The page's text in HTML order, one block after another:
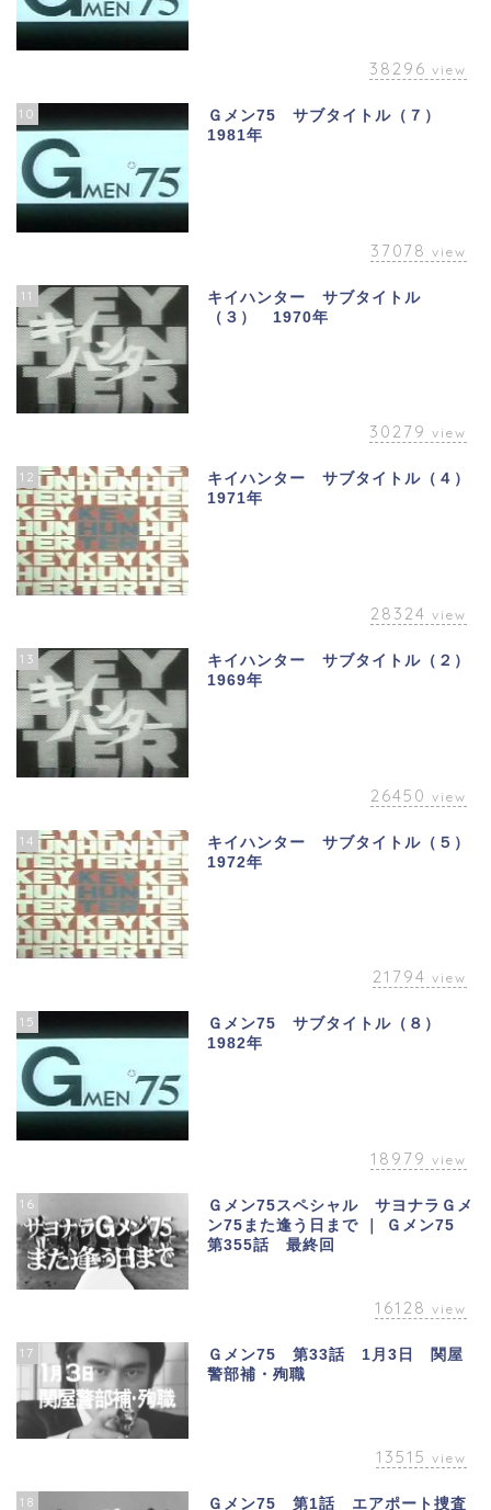
38296 view
10
Ｇメン75 サブタイトル（７）
1981年
37078 view
11
キイハンター サブタイトル
（３） 1970年
30279 view
12
キイハンター サブタイトル（４）
1971年
28324 view
13
キイハンター サブタイトル（２）
1969年
26450 view
14
キイハンター サブタイトル（５）
1972年
21794 view
15
Ｇメン75 サブタイトル（８）
1982年
18979 view
16
Ｇメン75スペシャル サヨナラＧメ
ン75また逢う日まで ｜ Ｇメン75
第355話 最終回
16128 view
17
Ｇメン75 第33話 1月3日 関屋
警部補・殉職
13515 view
18 Ｇメン75 第1話 エアポート捜査